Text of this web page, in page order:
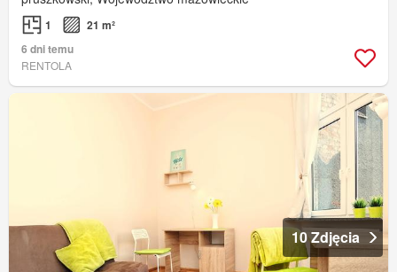
1
21 m²
6 dni temu
RENTOLA
10 Zdjęcia